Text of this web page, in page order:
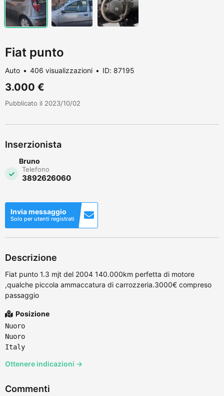
Fiat punto
Auto 406 visualizzazioni ID: 87195
3.000 €
Pubblicato il 2023/10/02
Inserzionista
Bruno
Telefono
3892626060
Invia messaggio
Solo per utenti registrati
Descrizione
Fiat punto 1.3 mjt del 2004 140.000km perfetta di motore
,qualche piccola ammaccatura di carrozzeria.3000€ compreso
passaggio
Posizione
Nuoro
Nuoro
Italy
Ottenere indicazioni →
Commenti